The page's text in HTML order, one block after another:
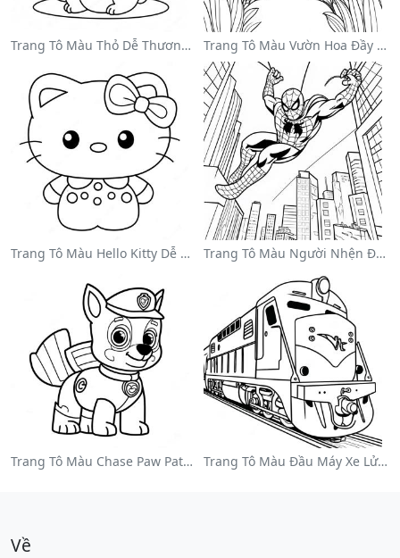
Trang Tô Màu Thỏ Dễ Thương Cho Lễ Phục Sinh Trang Tô Màu Vườn Hoa Đầy Màu Sắc
Trang Tô Màu Hello Kitty Dễ Thương Với Nơ Trang Tô Màu Người Nhện Đu Đưa Qua Thành Phố
Trang Tô Màu Chase Paw Patrol Trang Tô Màu Đầu Máy Xe Lửa Nhiều Màu
Về